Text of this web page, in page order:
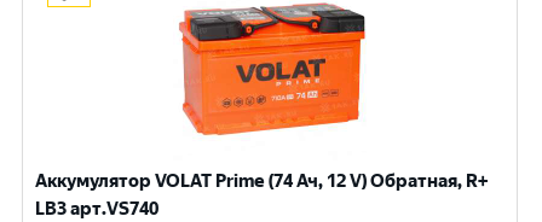
Аккумулятор VOLAT Prime (74 Ач, 12 V) Обратная, R+
LB3 арт.VS740